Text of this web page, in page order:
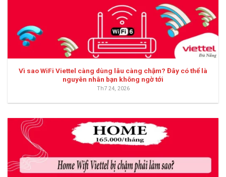
Vì sao WiFi Viettel càng dùng lâu càng chậm? Đây có thể là
nguyên nhân bạn không ngờ tới
Th7 24, 2026